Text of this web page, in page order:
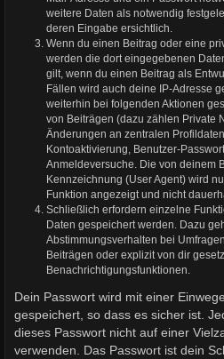
weitere Daten als notwendig
deren Eingabe ersichtlich.
Wenn du einen Beitrag oder eine
werden die dort eingegebenen
gilt, wenn du einen Beitrag als
Fällen wird auch deine IP-Adresse
weiterhin bei folgenden Aktionen
von Beiträgen (dazu zählen Private
Änderungen an zentralen
Kontoaktivierung, Benutzer-
Anmeldeversuche. Die von deinem
Kennzeichnung (User Agent) wird
Funktion angezeigt und nicht
Schließlich erfordern einzelne
Daten gespeichert werden. Dazu
Abstimmungsverhalten bei
Beiträgen oder explizit von dir
Benachrichtigungsfunktionen.
Dein Passwort wird mit einer
gespeichert, so dass es sicher ist.
dieses Passwort nicht auf einer
verwenden. Das Passwort ist dein